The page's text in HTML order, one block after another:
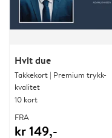
Hvit due
Takkekort | Premium trykk-
kvalitet
10 kort
FRA
kr 149,-